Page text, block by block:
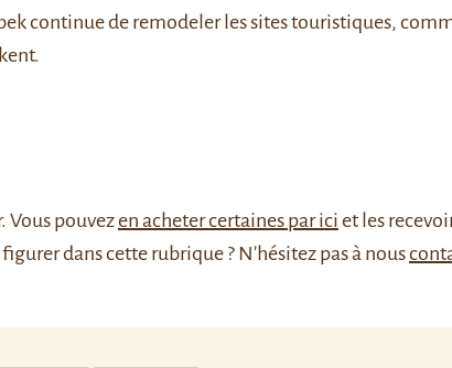
continue de remodeler les sites touristiques,
.
. Vous pouvezen acheter certaines par ici et les
dans cette rubrique ? N'hésitez pas à nous